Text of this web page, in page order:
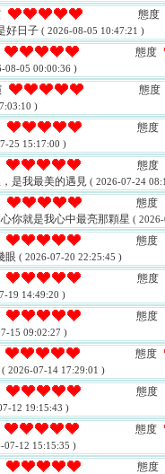
態度
好日子 ( 2026-08-05 10:47:21 )
態度
08-05 00:00:36 )
態度
)
態度
25 15:17:00 )
態度
是我最美的遇見 ( 2026-07-24
態度
你就是我心中最亮那顆星 (
態度
眼 ( 2026-07-20 22:25:45 )
態度
19 14:49:20 )
態度
15 09:02:27 )
態度
( 2026-07-14 17:29:01 )
態度
12 19:15:43 )
態度
07-12 15:15:35 )
態度